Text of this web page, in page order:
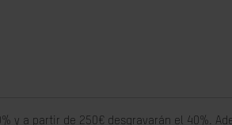
a partir de 250€ desgravarán el 40%.